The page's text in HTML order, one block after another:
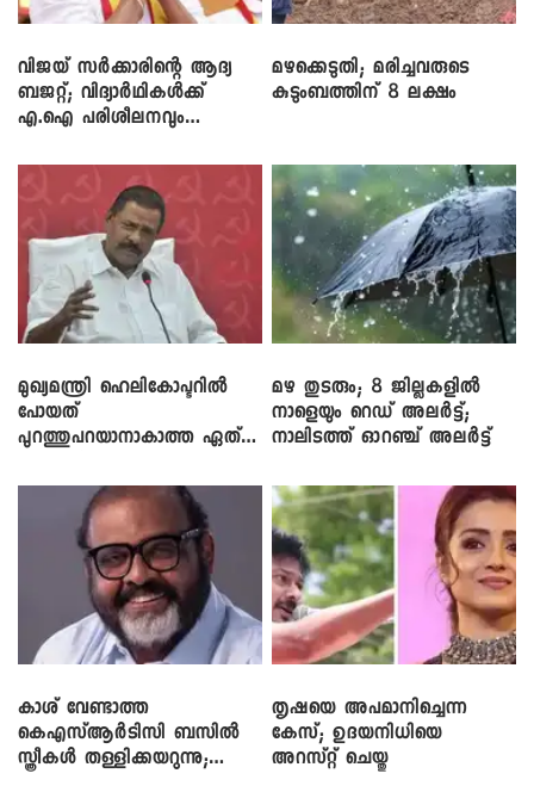
വിജയ് സർക്കാരിന്റെ ആദ്യ
ബജറ്റ്; വിദ്യാർഥികൾക്ക്
എ.ഐ പരിശീലനവും
മഴക്കെടുതി; മരിച്ചവരുടെ
കുടുംബത്തിന് 8 ലക്ഷം
മുഖ്യമന്ത്രി ഹെലികോപ്ടറിൽ
പോയത്
പുറത്തുപറയാനാകാത്ത ഏത്
മഴ തുടരും; 8 ജില്ലകളിൽ
നാളെയും റെഡ് അലർട്ട്;
നാലിടത്ത് ഓറഞ്ച് അലർട്ട്
കാശ് വേണ്ടാത്ത
കെഎസ്ആർടിസി ബസിൽ
സ്ത്രീകൾ തള്ളിക്കയറുന്നു;
തൃഷയെ അപമാനിച്ചെന്ന
കേസ്; ഉദയനിധിയെ
അറസ്റ്റ് ചെയ്തു